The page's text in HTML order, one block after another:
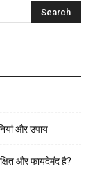
और उपाय
और फायदेमंद है?